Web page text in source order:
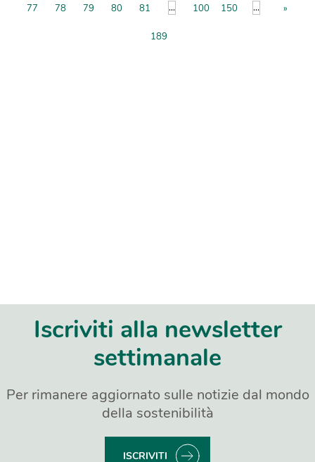
77 78 79 80 81 ... 100 150 ... »
189
Iscriviti alla newsletter
settimanale
Per rimanere aggiornato sulle notizie dal mondo
della sostenibilità
ISCRIVITI